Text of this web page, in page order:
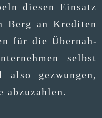
die­sen Ein­satz
Berg an Kre­di­ten
für die Über­nah­
selbst
gezwun­gen,
abzuzahlen.